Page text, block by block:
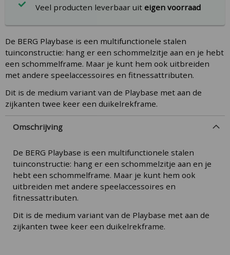
Veel producten leverbaar uiteigen voorraad
De BERG Playbase is een multifunctionele stalen
tuinconstructie: hang er een schommelzitje aan en je hebt
een schommelframe. Maar je kunt hem ook uitbreiden
met andere speelaccessoires en fitnessattributen.
Dit is de medium variant van de Playbase met aan de
zijkanten twee keer een duikelrekframe.
Omschrijving
De BERG Playbase is een multifunctionele stalen
tuinconstructie: hang er een schommelzitje aan en je
hebt een schommelframe. Maar je kunt hem ook
uitbreiden met andere speelaccessoires en
fitnessattributen.
Dit is de medium variant van de Playbase met aan de
zijkanten twee keer een duikelrekframe.